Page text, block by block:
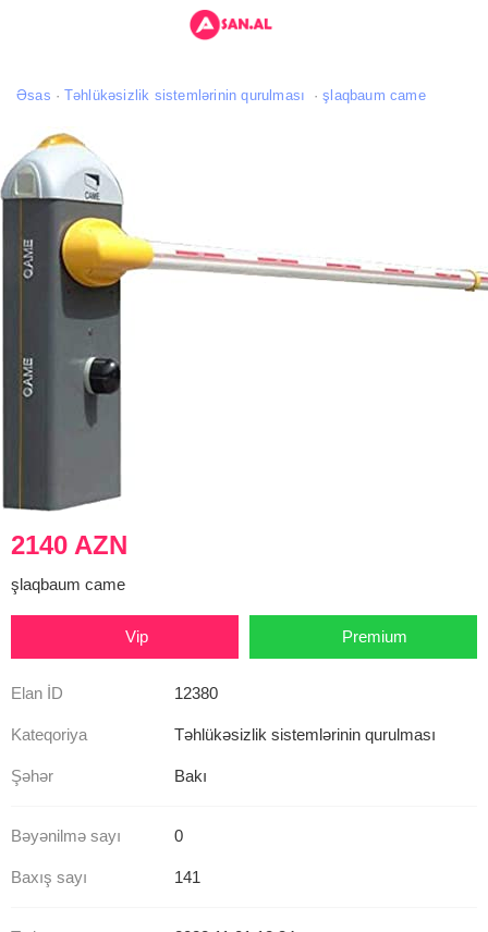
Əsas Təhlükəsizlik sistemlərinin qurulması şlaqbaum came
2140 AZN
şlaqbaum came
Vip Premium
Elan İD 12380
Kateqoriya Təhlükəsizlik sistemlərinin qurulması
Şəhər Bakı
Bəyənilmə sayı 0
Baxış sayı 141